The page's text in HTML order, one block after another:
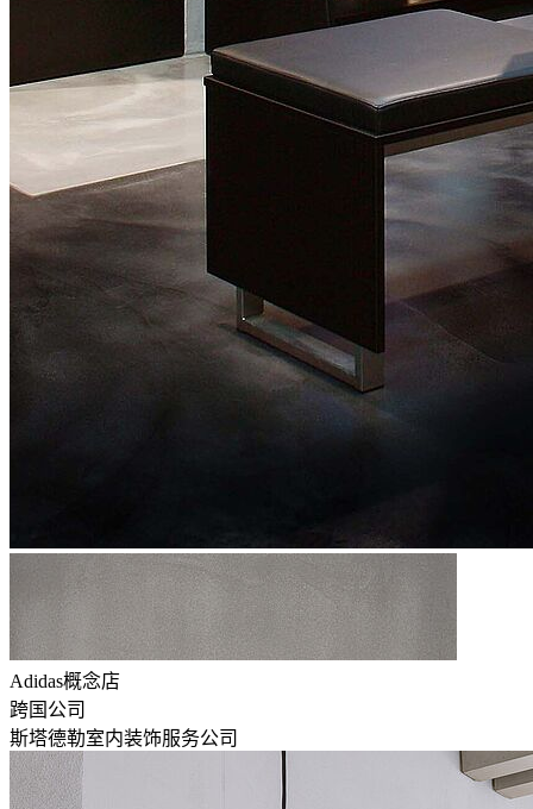
Adidas概念店
跨国公司
斯塔德勒室内装饰服务公司